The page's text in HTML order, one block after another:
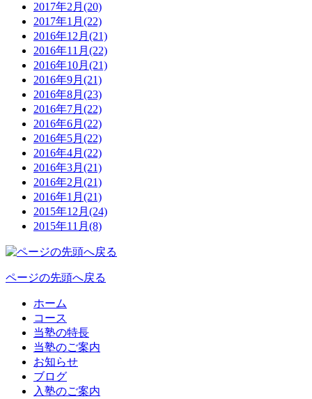
2017年2月(20)
2017年1月(22)
2016年12月(21)
2016年11月(22)
2016年10月(21)
2016年9月(21)
2016年8月(23)
2016年7月(22)
2016年6月(22)
2016年5月(22)
2016年4月(22)
2016年3月(21)
2016年2月(21)
2016年1月(21)
2015年12月(24)
2015年11月(8)
ページの先頭へ戻る
ホーム
コース
当塾の特長
当塾のご案内
お知らせ
ブログ
入塾のご案内